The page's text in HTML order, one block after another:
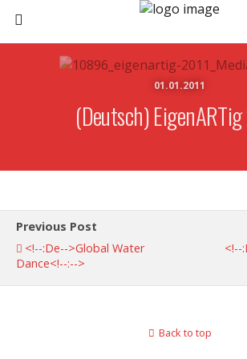
01.01.2011
(Deutsch)
Previous Post
<!--:de-->global Water
Dance<!--:-->
<!--
Back to top